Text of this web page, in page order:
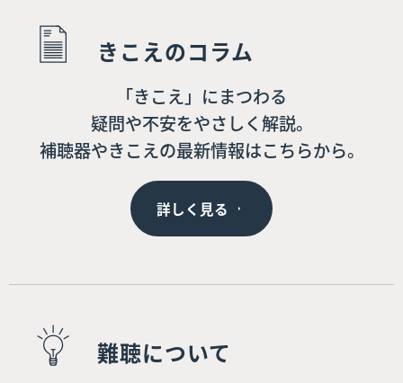
きこえのコラム
「きこえ」にまつわる
疑問や不安をやさしく解説。
補聴器やきこえの最新情報はこちらから。
詳しく見る
難聴について